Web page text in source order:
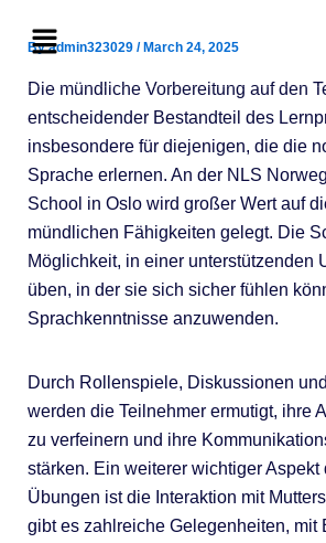
Menu
Byadmin323029 /March 24, 2025
Die mündliche Vorbereitung auf den
entscheidender Bestandteil des
insbesondere für diejenigen, die die
Sprache erlernen. An der NLS
School in Oslo wird großer Wert auf
mündlichen Fähigkeiten gelegt. Die
Möglichkeit, in einer unterstützenden
üben, in der sie sich sicher fühlen
Sprachkenntnisse anzuwenden.
Durch Rollenspiele, Diskussionen
werden die Teilnehmer ermutigt, ihre
zu verfeinern und ihre
stärken. Ein weiterer wichtiger Aspekt
Übungen ist die Interaktion mit
gibt es zahlreiche Gelegenheiten, mit